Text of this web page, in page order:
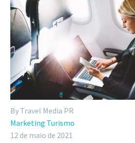
By Travel Media PR
Marketing Turismo
12 de maio de 2021